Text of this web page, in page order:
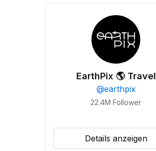
EarthPix 🌎 Travel
@earthpix
22.4M Follower
Details anzeigen